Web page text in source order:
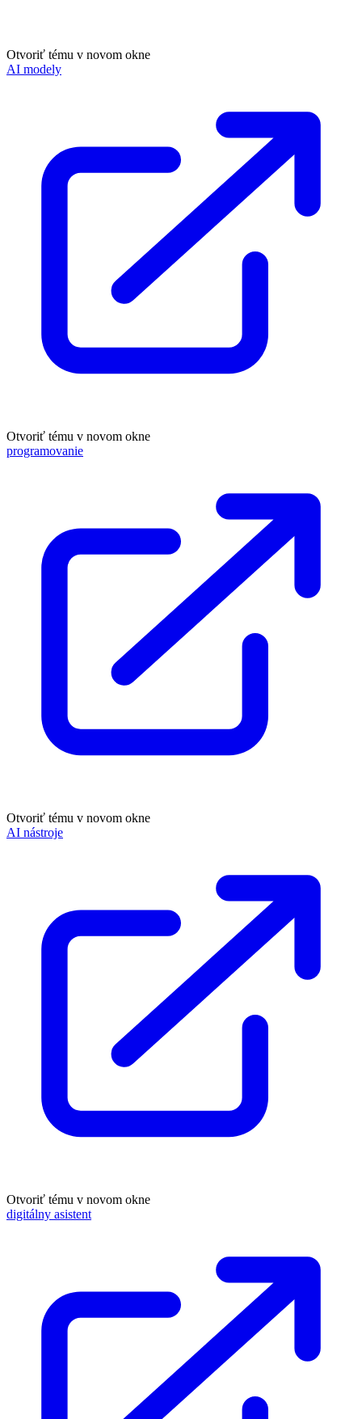
Otvoriť tému v novom okne
AI modely
Otvoriť tému v novom okne
programovanie
Otvoriť tému v novom okne
AI nástroje
Otvoriť tému v novom okne
digitálny asistent